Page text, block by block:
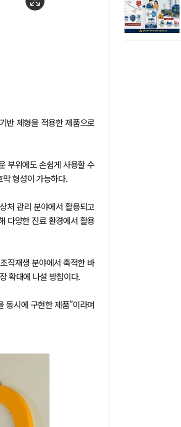
반 제형을 적용한 제품으로
부위에도 손쉽게 사용할 수
형성이 가능하다.
처 관리 분야에서 활용되고
다양한 진료 환경에서 활용
직재생 분야에서 축적한 바
확대에 나설 방침이다.
동시에 구현한 제품”이라며